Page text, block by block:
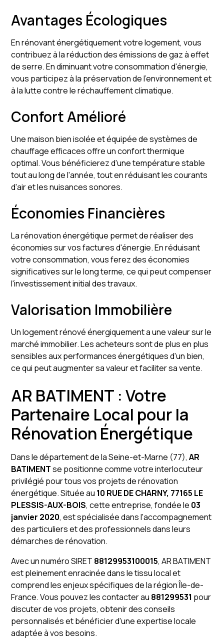
Avantages Écologiques
En rénovant énergétiquement votre logement, vous
contribuez à la réduction des émissions de gaz à effet
de serre. En diminuant votre consommation d'énergie,
vous participez à la préservation de l'environnement et
à la lutte contre le réchauffement climatique.
Confort Amélioré
Une maison bien isolée et équipée de systèmes de
chauffage efficaces offre un confort thermique
optimal. Vous bénéficierez d'une température stable
tout au long de l'année, tout en réduisant les courants
d'air et les nuisances sonores.
Économies Financières
La rénovation énergétique permet de réaliser des
économies sur vos factures d'énergie. En réduisant
votre consommation, vous ferez des économies
significatives sur le long terme, ce qui peut compenser
l'investissement initial des travaux.
Valorisation Immobilière
Un logement rénové énergiquement a une valeur sur le
marché immobilier. Les acheteurs sont de plus en plus
sensibles aux performances énergétiques d'un bien,
ce qui peut augmenter sa valeur et faciliter sa vente.
AR BATIMENT : Votre
Partenaire Local pour la
Rénovation Énergétique
Dans le département de la Seine-et-Marne (77),AR
BATIMENTse positionne comme votre interlocuteur
privilégié pour tous vos projets de rénovation
énergétique. Située au 10 RUE DE CHARNY, 77165 LE
PLESSIS-AUX-BOIS, cette entreprise, fondée le 03
janvier 2020, est spécialisée dans l'accompagnement
des particuliers et des professionnels dans leurs
démarches de rénovation.
Avec un numéro SIRET 88129953100015, AR BATIMENT
est pleinement enracinée dans le tissu local et
comprend les enjeux spécifiques de la région Île-de-
France. Vous pouvez les contacter au 881299531 pour
discuter de vos projets, obtenir des conseils
personnalisés et bénéficier d'une expertise locale
adaptée à vos besoins.